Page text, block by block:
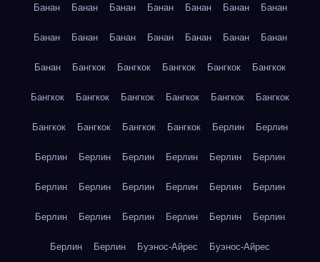
Банан Банан Банан Банан Банан Банан Банан
Банан Банан Банан Банан Банан Банан Банан
Банан Бангкок Бангкок Бангкок Бангкок Бангкок
Бангкок Бангкок Бангкок Бангкок Бангкок Бангкок
Бангкок Бангкок Бангкок Бангкок Берлин Берлин
Берлин Берлин Берлин Берлин Берлин Берлин
Берлин Берлин Берлин Берлин Берлин Берлин
Берлин Берлин Берлин Берлин Берлин Берлин
Берлин Берлин Буэнос-Айрес Буэнос-Айрес